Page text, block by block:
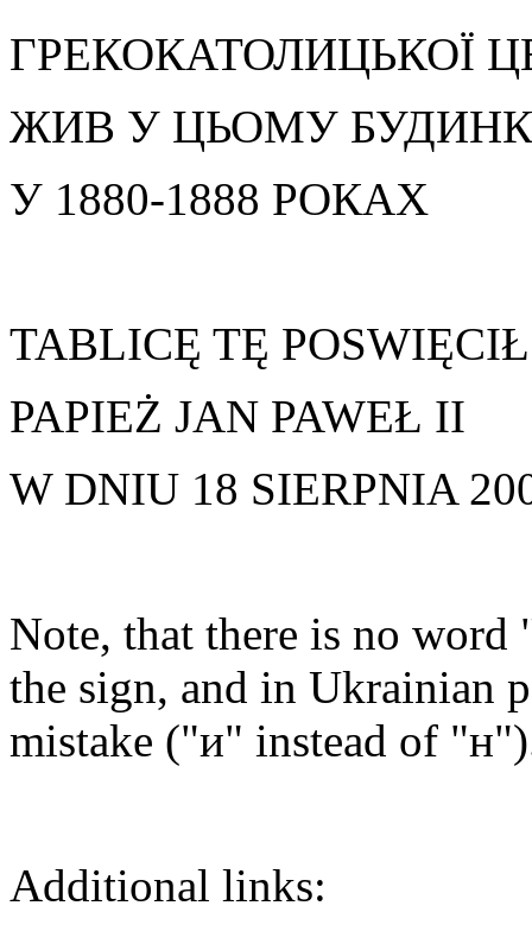
ГРЕКОКАТОЛИЦЬКОЇ
ЖИВ У ЦЬОМУ
У 1880-1888 РОКАХ
TABLICĘ TĘ POSWIĘCIŁ
PAPIEŻ JAN PAWEŁ II
W DNIU 18 SIERPNIA
Note, that there is no word
the sign, and in Ukrainian
mistake ("и" instead of
Additional links: